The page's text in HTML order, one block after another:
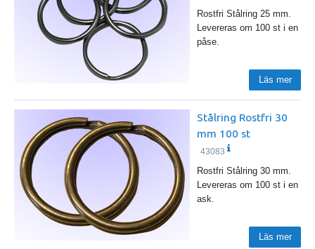
Rostfri Stålring 25 mm.
Levereras om 100 st i en
påse.
Läs mer
Stålring Rostfri 30
mm 100 st
43083
Rostfri Stålring 30 mm.
Levereras om 100 st i en
ask.
Läs mer